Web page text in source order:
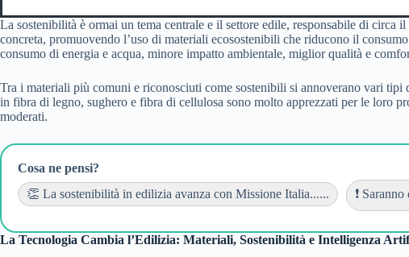
La sostenibilità è ormai un tema centrale e il settore edile, responsabile di
concreta, promuovendo l’uso di materiali ecosostenibili che riducono il
consumo di energia e acqua, minore impatto ambientale, miglior qualità e
Tra i materiali più comuni e riconosciuti come sostenibili si annoverano vari
in fibra di legno, sughero e fibra di cellulosa sono molto apprezzati per le loro
moderati.
Cosa ne pensi?
👏 La sostenibilità in edilizia avanza con Missione Italia......
❗
La Tecnologia Cambia l’Edilizia: Materiali, Sostenibilità e Intelligenza